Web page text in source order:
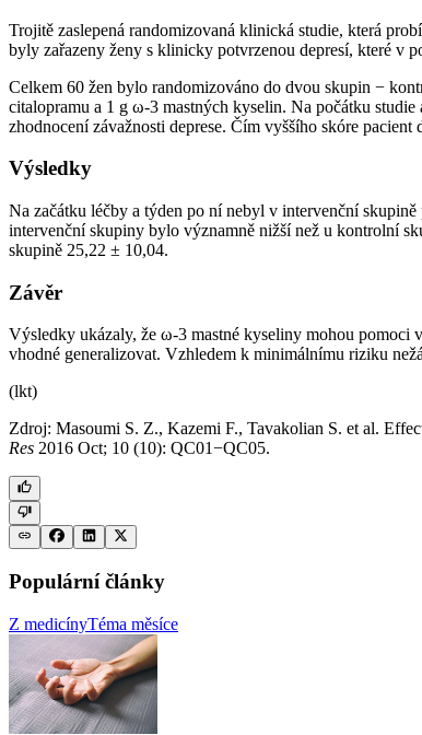
Trojitě zaslepená randomizovaná klinická studie, která
byly zařazeny ženy s klinicky potvrzenou depresí, které v
Celkem 60 žen bylo randomizováno do dvou skupin −⁠
citalopramu a 1 g ω-3 mastných kyselin. Na počátku
zhodnocení závažnosti deprese. Čím vyššího skóre pacient
Výsledky
Na začátku léčby a týden po ní nebyl v intervenční
intervenční skupiny bylo významně nižší než u kontrolní
skupině 25,22 ± 10,04.
Závěr
Výsledky ukázaly, že ω-3 mastné kyseliny mohou pomoci
vhodné generalizovat. Vzhledem k minimálnímu riziku
(lkt)
Zdroj: Masoumi S. Z., Kazemi F., Tavakolian S. et al.
Res 2016 Oct; 10 (10): QC01−QC05.
Populární články
Z medicínyTéma měsíce